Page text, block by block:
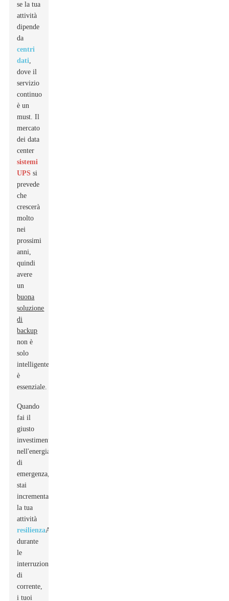
se la tua
attività
dipende
da
centri
dati,
dove il
servizio
continuo
è un
must. Il
mercato
dei data
center
sistemi
UPS si
prevede
che
crescerà
molto
nei
prossimi
anni,
quindi
avere
un
buona
soluzione
di
backup
non è
solo
intelligente:
è
essenziale.
Quando
fai il
giusto
investimento
nell'energia
di
emergenza,
stai
incrementando
la tua
attività
resilienzaAnche
durante
le
interruzioni
di
corrente,
i tuoi